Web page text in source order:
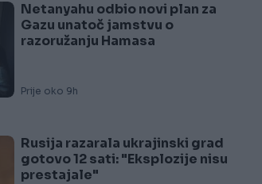
Netanyahu odbio novi plan za
Gazu unatoč jamstvu o
razoružanju Hamasa
Prije oko 9h
Rusija razarala ukrajinski grad
gotovo 12 sati: "Eksplozije nisu
prestajale"